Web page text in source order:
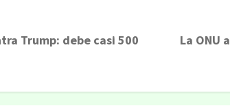
Trump: debe casi 500
La ONU